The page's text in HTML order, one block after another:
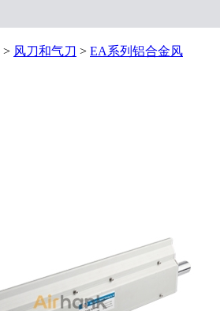
> 风刀和气刀 > EA系列铝合金风